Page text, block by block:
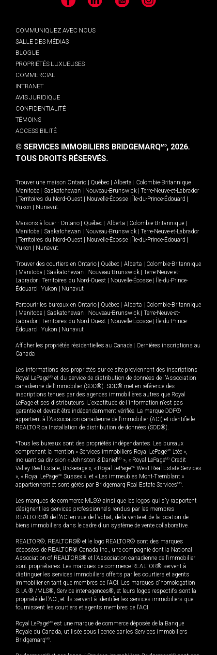
Facebook LinkedIn YouTube Instagram
COMMUNIQUEZ AVEC NOUS
SALLE DES MÉDIAS
BLOGUE
PROPRIÉTÉS LUXUEUSES
COMMERCIAL
INTRANET
AVIS JURIDIQUE
CONFIDENTIALITÉ
TÉMOINS
ACCESSIBILITÉ
© SERVICES IMMOBILIERS BRIDGEMARQMD, 2026.
TOUS DROITS RÉSERVÉS.
Trouver une maison Ontario | Québec | Alberta | Colombie-Britannique |
Manitoba | Saskatchewan | Nouveau-Brunswick | Terre-Neuve-et-Labrador
| Territoires du Nord-Ouest | Nouvelle-Écosse | Île-du-Prince-Édouard |
Yukon | Nunavut
Maisons à louer - Ontario | Québec | Alberta | Colombie-Britannique |
Manitoba | Saskatchewan | Nouveau-Brunswick | Terre-Neuve-et-Labrador
| Territoires du Nord-Ouest | Nouvelle-Écosse | Île-du-Prince-Édouard |
Yukon | Nunavut
Trouver des courtiers en Ontario | Québec | Alberta | Colombie-Britannique
| Manitoba | Saskatchewan | Nouveau-Brunswick | Terre-Neuve-et-
Labrador | Territoires du Nord-Ouest | Nouvelle-Écosse | Île-du-Prince-
Édouard | Yukon | Nunavut
Parcourir les bureaux en Ontario | Québec | Alberta | Colombie-Britannique
| Manitoba | Saskatchewan | Nouveau-Brunswick | Terre-Neuve-et-
Labrador | Territoires du Nord-Ouest | Nouvelle-Écosse | Île-du-Prince-
Édouard | Yukon | Nunavut
Afficher les propriétés résidentielles au Canada | Dernières inscriptions au
Canada
Les informations des propriétés sur ce site proviennent des inscriptions
Royal LePageMD et du service de distribution de données de l'Association
canadienne de l’immobilier (SDD®). SDD® met en référence des
inscriptions tenues par des agences immobilières autres que Royal
LePage et ses distributeurs. L'exactitude de l'information n'est pas
garantie et devrait être indépendamment vérifiée. La marque DDF®
appartient à l'Association canadienne de l’immobilier (ACI) et identifie le
REALTOR.ca Installation de distribution de données (SDD®).
*Tous les bureaux sont des propriétés indépendantes. Les bureaux
comprenant la mention « Services immobiliers Royal LePageMD Ltée »,
incluant sa division « Johnston & Daniel MD », « Royal LePageMD Credit
Valley Real Estate, Brokerage », « Royal LePageMD West Real Estate Services
», « Royal LePageMD Sussex », et « Les immeubles Mont-Tremblant »
appartiennent et sont gérés par Bridgemarq Real Estate ServicesMD
Les marques de commerce MLS® ainsi que les logos qui s'y rapportent
désignent les services professionnels rendus par les membres
REALTORS® de l'ACI en vue de l'achat, de la vente et de la location de
biens immobiliers dans le cadre d'un système de vente collaborative.
REALTOR®, REALTORS® et le logo REALTOR® sont des marques
déposées de REALTOR® Canada Inc., une compagnie dont la National
Association of REALTORS® et l'Association canadienne de l’immobilier
sont propriétaires. Les marques de commerce REALTOR® servent à
distinguer les services immobiliers offerts par les courtiers et agents
immobilier en tant que membres de l'ACI. Les marques d'homologation
S.I.A.® /MLS®, Service inter-agences®, et leurs logos respectifs sont la
propriété de l'ACI, et ils servent à identifier les services immobiliers que
fournissent les courtiers et agents membres de l'ACI.
Royal LePageMD est une marque de commerce déposée de la Banque
Royale du Canada, utilisée sous licence par les Services immobiliers
BridgemarqMD
MD MD